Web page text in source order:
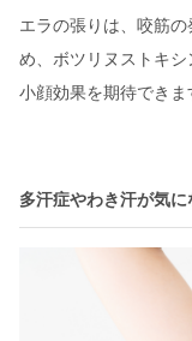
エラの張りは、咬筋
め、ボツリヌストキシ
小顔効果を期待できま
多汗症やわき汗が気に